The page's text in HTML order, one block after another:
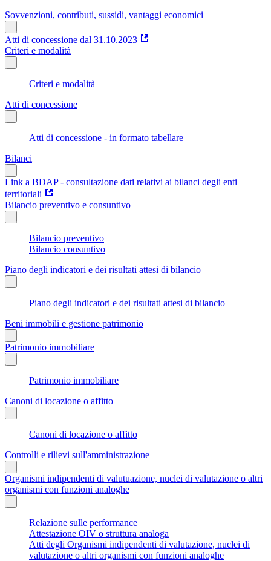
Sovvenzioni, contributi, sussidi, vantaggi economici
Atti di concessione dal 31.10.2023
Criteri e modalità
Criteri e modalità
Atti di concessione
Atti di concessione - in formato tabellare
Bilanci
Link a BDAP - consultazione dati relativi ai bilanci degli enti
territoriali
Bilancio preventivo e consuntivo
Bilancio preventivo
Bilancio consuntivo
Piano degli indicatori e dei risultati attesi di bilancio
Piano degli indicatori e dei risultati attesi di bilancio
Beni immobili e gestione patrimonio
Patrimonio immobiliare
Patrimonio immobiliare
Canoni di locazione o affitto
Canoni di locazione o affitto
Controlli e rilievi sull'amministrazione
Organismi indipendenti di valutuazione, nuclei di valutazione o altri
organismi con funzioni analoghe
Relazione sulle performance
Attestazione OIV o struttura analoga
Atti degli Organismi indipendenti di valutazione, nuclei di
valutazione o altri organismi con funzioni analoghe